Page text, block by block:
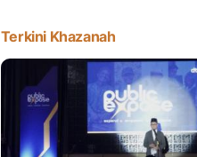
Terkini Khazanah